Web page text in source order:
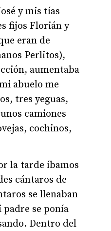
y mis tías
fijos Florián y
eran de
Perlitos),
aumentaba
abuelo me
tres yeguas,
camiones
cochinos,
la tarde íbamos
cántaros de
se llenaban
padre se ponía
Dentro del